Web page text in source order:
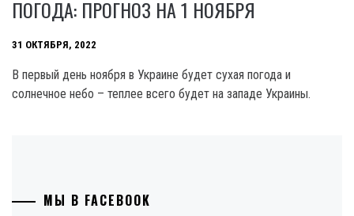
ПОГОДА: ПРОГНОЗ НА 1 НОЯБРЯ
31 ОКТЯБРЯ, 2022
В первый день ноября в Украине будет сухая погода и
солнечное небо – теплее всего будет на западе Украины.
МЫ В FACEBOOK